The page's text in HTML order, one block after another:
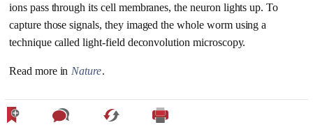
ions pass through its cell membranes, the neuron lights up. To
capture those signals, they imaged the whole worm using a
technique called light-field deconvolution microscopy.
Read more in Nature.